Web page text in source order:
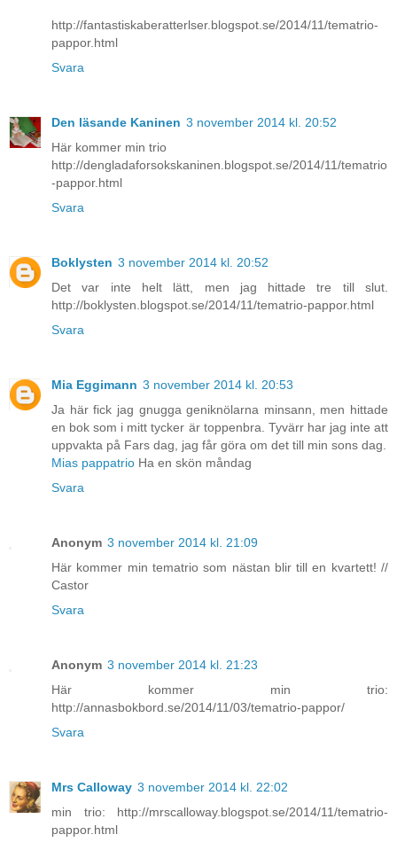
http://fantastiskaberatterlser.blogspot.se/2014/11/tematrio-
pappor.html
Svara
Den läsande Kaninen 3 november 2014 kl. 20:52
Här kommer min trio
http://dengladaforsokskaninen.blogspot.se/2014/11/tematrio
-pappor.html
Svara
Boklysten 3 november 2014 kl. 20:52
Det var inte helt lätt, men jag hittade tre till slut.
http://boklysten.blogspot.se/2014/11/tematrio-pappor.html
Svara
Mia Eggimann 3 november 2014 kl. 20:53
Ja här fick jag gnugga geniknölarna minsann, men hittade
en bok som i mitt tycker är toppenbra. Tyvärr har jag inte att
uppvakta på Fars dag, jag får göra om det till min sons dag.
Mias pappatrio Ha en skön måndag
Svara
Anonym 3 november 2014 kl. 21:09
Här kommer min tematrio som nästan blir till en kvartett! //
Castor
Svara
Anonym 3 november 2014 kl. 21:23
Här kommer min trio:
http://annasbokbord.se/2014/11/03/tematrio-pappor/
Svara
Mrs Calloway 3 november 2014 kl. 22:02
min trio: http://mrscalloway.blogspot.se/2014/11/tematrio-
pappor.html